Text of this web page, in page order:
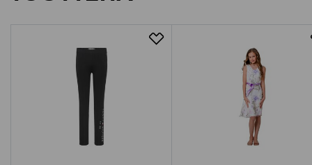
Polo Ralph Lauren, mekko, neulemekko, lasten
mekko, palmikkoneule, puuvillamekko